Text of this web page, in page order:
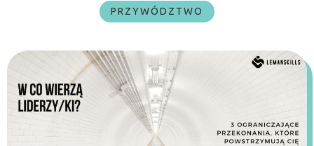
PRZYWÓDZTWO